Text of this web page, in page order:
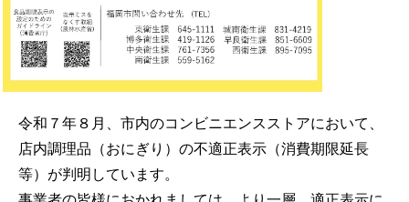
令和７年８月、市内のコンビニエンスストアにおいて、
店内調理品（おにぎり）の不適正表示（消費期限延長
等）が判明しています。